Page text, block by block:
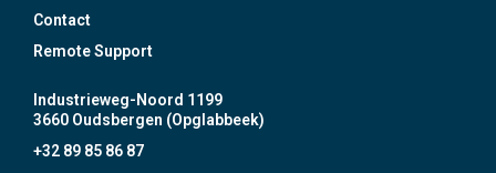
Contact
Remote Support
Industrieweg-Noord 1199
3660 Oudsbergen (Opglabbeek)
+32 89 85 86 87